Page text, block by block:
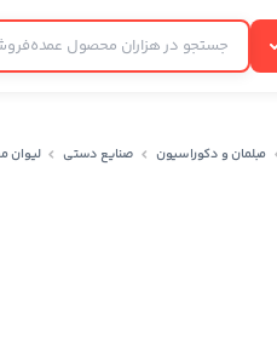
مبلمان و دکوراسیون صنایع دستی لیوان